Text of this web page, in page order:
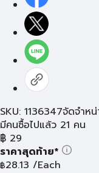
SKU: 1136347จัดจำห
มีคนซื้อไปแล้ว 21 คน
฿ 29
ราคาสุดท้าย*
฿28.13 /Each